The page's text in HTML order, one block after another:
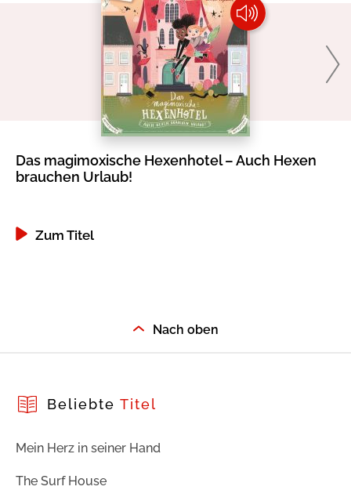
Das magimoxische Hexenhotel – Auch Hexen
brauchen Urlaub!
Zum Titel
Nach oben
Beliebte Titel
Mein Herz in seiner Hand
The Surf House